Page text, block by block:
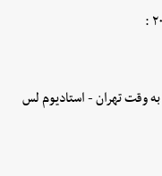
- نیوزیلند - ساعت ۴:۳۰ بامداد به وقت تهران - استادیوم لس